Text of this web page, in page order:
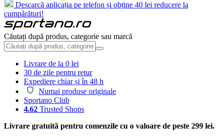
Descarcă aplicația pe telefon și obține 40 lei reducere la
cumpărături!
Căutați după produs, categorie sau marcă
Livrare de la 0 lei
30 de zile pentru retur
Expediere chiar și în 48 h
Numai produse originale
Sportano Club
4.62 Trusted Shops
Livrare gratuită pentru comenzile cu o valoare de peste 299 lei.